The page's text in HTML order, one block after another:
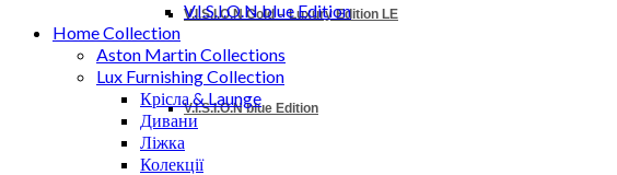
V.I.S.I.O.N Gold – Luxury Edition LE
V.I.S.I.O.N blue Edition
V.I.S.I.O.N blue Edition
Home Collection
Aston Martin Collections
Lux Furnishing Collection
Крісла & Launge
Дивани
Ліжка
Колекції